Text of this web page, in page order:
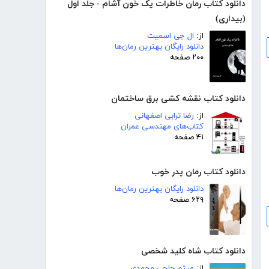
دانلود کتاب رمان خاطرات یک خون آشام - جلد اول
(بیداری)
از: ال جی اسمیت
دانلود رایگان بهترین رمان‌ها
۲۰۰ صفحه
دانلود کتاب نقشه کشی برق ساختمان
از: رضا ترابی اصفهانی
کتاب‌های مهندسی عمران
۴۱ صفحه
دانلود کتاب رمان پدر خوب
دانلود رایگان بهترین رمان‌ها
۶۲۹ صفحه
دانلود کتاب شاه کلید شخصی